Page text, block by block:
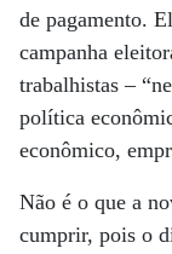
de pagamento.
campanha
trabalhistas –
política
econômico,
Não é o que a
cumprir, pois o